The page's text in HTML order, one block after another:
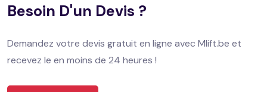
Besoin D'un Devis ?
Demandez votre devis gratuit en ligne avec Mlift.be et
recevez le en moins de 24 heures !